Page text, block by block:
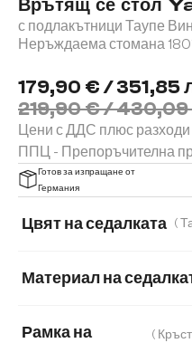
Врътящ се стол
с подлакътници Таупе
Неръждаема стомана
179,90 € / 351,85
219,90 € / 430,09
Цени с ДДС плюс разходи
ППЦ - Препоръчителна
Готов за изпращане от
Германия
Цвят на седалката
Материал на
Рамка на
( Кръстосана рамка с